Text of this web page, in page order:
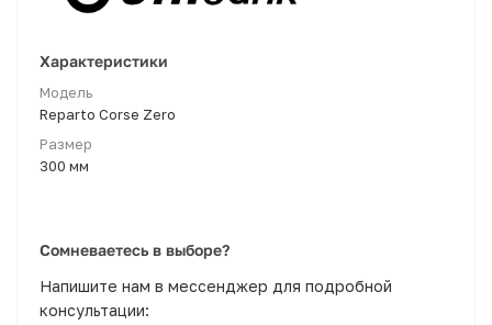
Характеристики
Модель
Reparto Corse Zero
Размер
300 мм
Сомневаетесь в выборе?
Напишите нам в мессенджер для подробной
консультации: